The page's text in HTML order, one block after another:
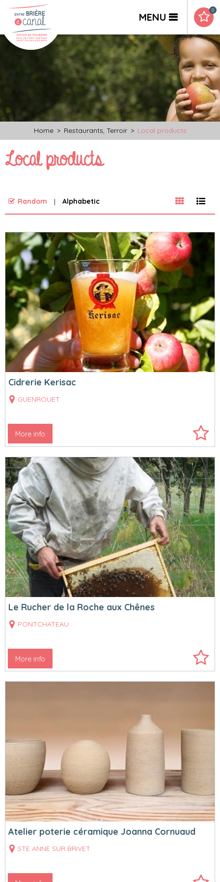
MENU
0
Home > Restaurants, Terroir > Local products
Local products
Random Alphabetic
Cidrerie Kerisac
GUENROUET
More info
Le Rucher de la Roche aux Chênes
PONTCHATEAU
More info
Atelier poterie céramique Joanna Cornuaud
STE ANNE SUR BRIVET